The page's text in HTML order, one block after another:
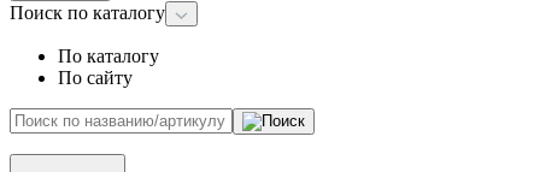
Поиск по каталогу
По каталогу
По сайту